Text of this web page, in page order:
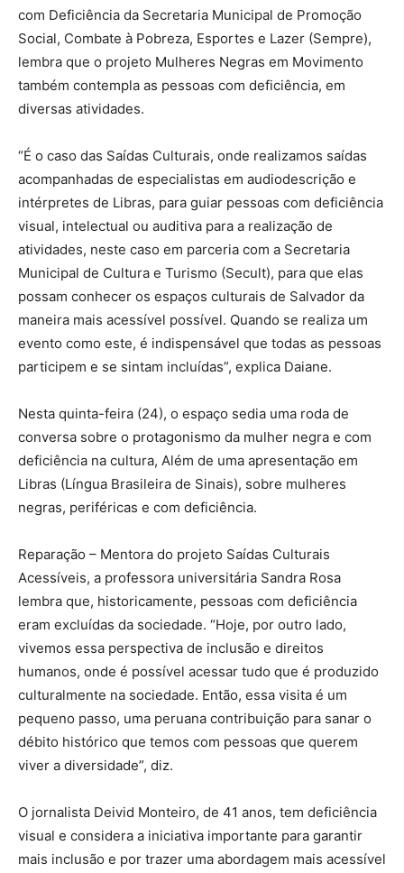
com Deficiência da Secretaria Municipal de Promoção
Social, Combate à Pobreza, Esportes e Lazer (Sempre),
lembra que o projeto Mulheres Negras em Movimento
também contempla as pessoas com deficiência, em
diversas atividades.
“É o caso das Saídas Culturais, onde realizamos saídas
acompanhadas de especialistas em audiodescrição e
intérpretes de Libras, para guiar pessoas com deficiência
visual, intelectual ou auditiva para a realização de
atividades, neste caso em parceria com a Secretaria
Municipal de Cultura e Turismo (Secult), para que elas
possam conhecer os espaços culturais de Salvador da
maneira mais acessível possível. Quando se realiza um
evento como este, é indispensável que todas as pessoas
participem e se sintam incluídas”, explica Daiane.
Nesta quinta-feira (24), o espaço sedia uma roda de
conversa sobre o protagonismo da mulher negra e com
deficiência na cultura, Além de uma apresentação em
Libras (Língua Brasileira de Sinais), sobre mulheres
negras, periféricas e com deficiência.
Reparação – Mentora do projeto Saídas Culturais
Acessíveis, a professora universitária Sandra Rosa
lembra que, historicamente, pessoas com deficiência
eram excluídas da sociedade. “Hoje, por outro lado,
vivemos essa perspectiva de inclusão e direitos
humanos, onde é possível acessar tudo que é produzido
culturalmente na sociedade. Então, essa visita é um
pequeno passo, uma peruana contribuição para sanar o
débito histórico que temos com pessoas que querem
viver a diversidade”, diz.
O jornalista Deivid Monteiro, de 41 anos, tem deficiência
visual e considera a iniciativa importante para garantir
mais inclusão e por trazer uma abordagem mais acessível